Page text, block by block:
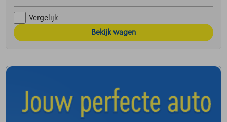
Vergelijk
Bekijk wagen